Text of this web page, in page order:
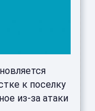
к поселку
из-за атаки